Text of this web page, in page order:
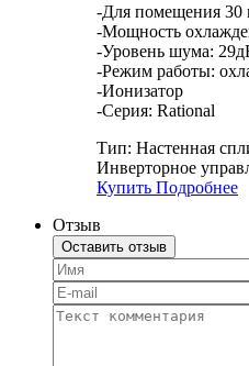
-Для помещения 30
-Мощность
-Уровень шума:
-Режим работы:
-Ионизатор
-Серия: Rational
Тип: Настенная
Инверторное
Купить Подробнее
Отзыв
Оставить отзыв